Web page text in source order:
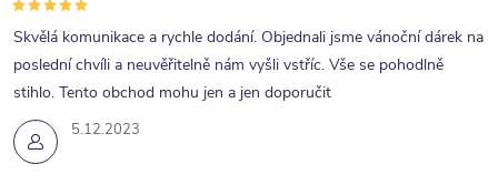
5.12.2023
Skvělá komunikace a rychle dodání. Objednali jsme vánoční dárek na
poslední chvíli a neuvěřitelně nám vyšli vstříc. Vše se pohodlně
stihlo. Tento obchod mohu jen a jen doporučit